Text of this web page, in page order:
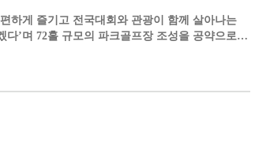
하게 즐기고 전국대회와 관광이 함께 살아나는
’며 72홀 규모의 파크골프장 조성을 공약으로